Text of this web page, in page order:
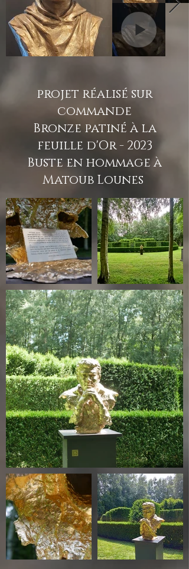
projet réalisé sur
commande
Bronze patiné à la
feuille d'Or - 2023
Buste en hommage à
Matoub Lounes